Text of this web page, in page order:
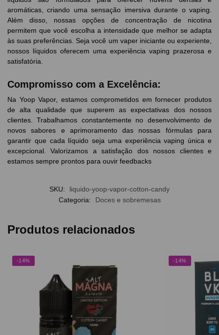
aromáticas, criando uma sensação imersiva durante o vaping.
Além disso, nossas opções de concentração de nicotina
permitem que você escolha a intensidade que melhor se adapta
às suas preferências. Seja você um vaper iniciante ou experiente,
nossos líquidos oferecem uma experiência vaping prazerosa e
satisfatória.
Compromisso com a Excelência:
Na Yoop Vapor, estamos comprometidos em fornecer produtos
de alta qualidade que superem as expectativas dos nossos
clientes. Trabalhamos constantemente no desenvolvimento de
novos sabores e aprimoramento das nossas fórmulas para
garantir que cada líquido seja uma experiência vaping única e
excepcional. Valorizamos a satisfação dos nossos clientes e
estamos sempre prontos para ouvir feedbacks
SKU:
liquido-yoop-vapor-cotton-candy
Categoria:
Doces e sobremesas
Produtos relacionados
-14% -14%